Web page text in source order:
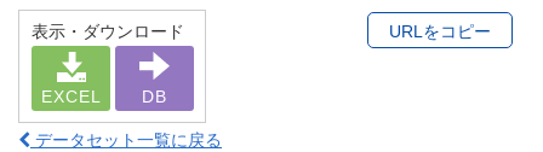
表示・ダウンロード
EXCEL DB
URLをコピー
データセット一覧に戻る